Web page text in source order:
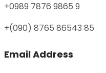
+0989 7876 9865 9
+(090) 8765 86543 85
Email Address